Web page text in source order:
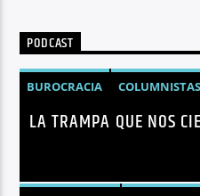
PODCAST
BUROCRACIA COLUMNISTAS
LIBRE COMERCIO
NOTICIAS
LA TRAMPA QUE NOS